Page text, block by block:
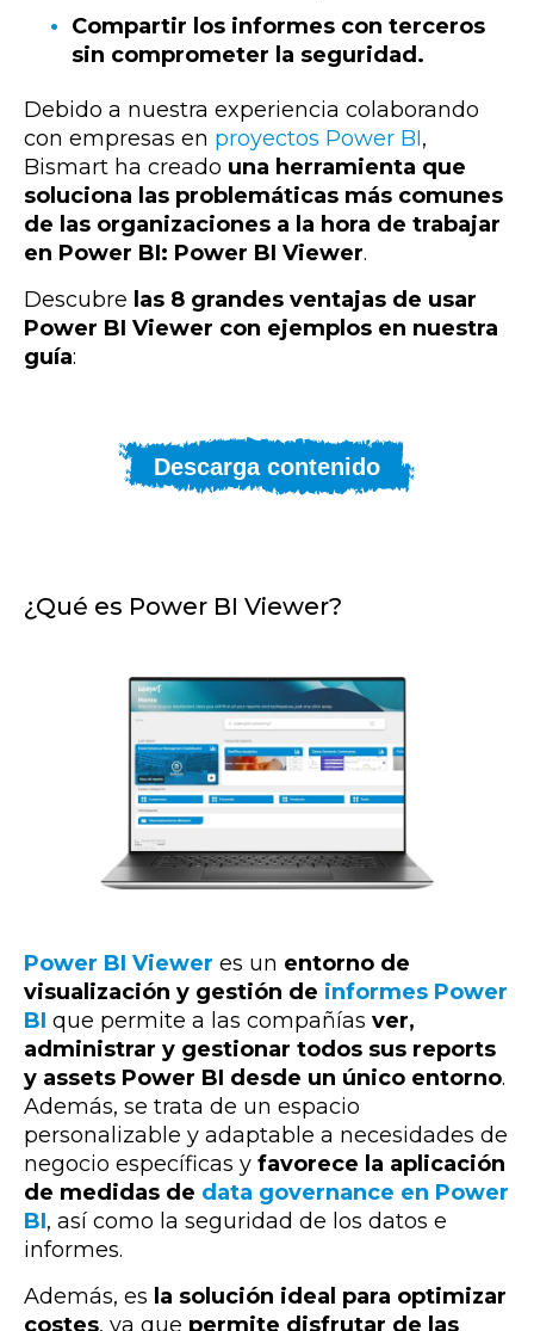
Compartir los informes con terceros
sin comprometer la seguridad.
Debido a nuestra experiencia colaborando
con empresas en proyectos Power BI,
Bismart ha creado una herramienta que
soluciona las problemáticas más comunes
de las organizaciones a la hora de trabajar
en Power BI: Power BI Viewer.
Descubre las 8 grandes ventajas de usar
Power BI Viewer con ejemplos en nuestra
guía:
Descarga contenido
¿Qué es Power BI Viewer?
Power BI Viewer es un entorno de
visualización y gestión de informes Power
BI que permite a las compañías ver,
administrar y gestionar todos sus reports
y assets Power BI desde un único entorno.
Además, se trata de un espacio
personalizable y adaptable a necesidades de
negocio específicas y favorece la aplicación
de medidas de data governance en Power
BI, así como la seguridad de los datos e
informes.
Además, es la solución ideal para optimizar
costes, ya que permite disfrutar de las